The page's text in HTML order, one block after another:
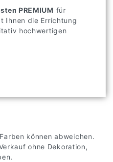
PREMIUM für
Ihnen die Errichtung
hochwertigen
können abweichen.
ohne Dekoration,